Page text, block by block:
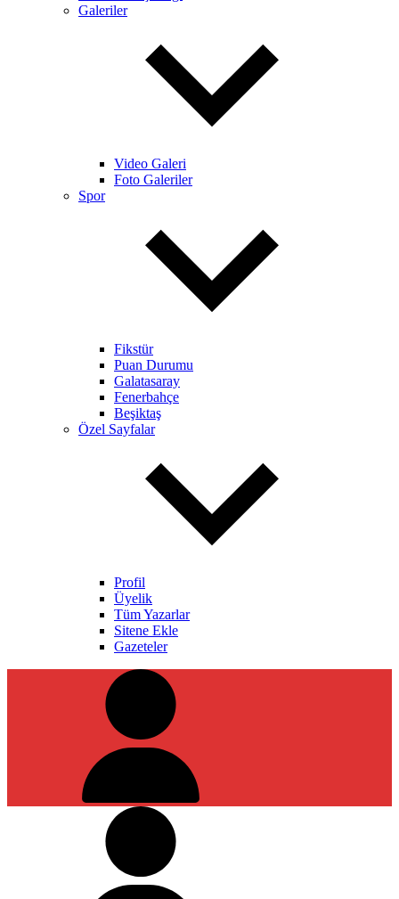
Galeriler
Video Galeri
Foto Galeriler
Spor
Fikstür
Puan Durumu
Galatasaray
Fenerbahçe
Beşiktaş
Özel Sayfalar
Profil
Üyelik
Tüm Yazarlar
Sitene Ekle
Gazeteler